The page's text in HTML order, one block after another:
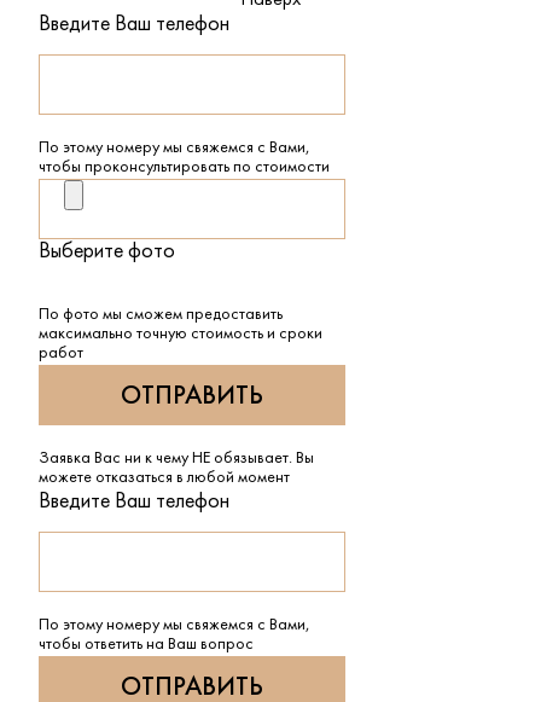
Введите Ваш телефон
По этому номеру мы свяжемся с Вами,
чтобы проконсультировать по стоимости
Выберите фото
По фото мы сможем предоставить
максимально точную стоимость и сроки
работ
Заявка Вас ни к чему НЕ обязывает. Вы
можете отказаться в любой момент
Введите Ваш телефон
По этому номеру мы свяжемся с Вами,
чтобы ответить на Ваш вопрос